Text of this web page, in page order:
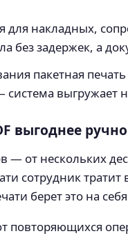
для накладных,
без задержек, а
пакетная
система
выгоднее
— от нескольких
сотрудник
берет это на
повторяющихся